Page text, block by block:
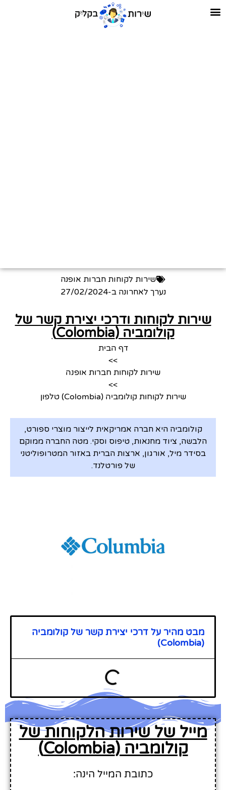
שירות לקוחות חברות אופנה
נערך לאחרונה ב-27/02/2024
שירות לקוחות ודרכי יצירת קשר של
קולומביה (Colombia)
דף הבית
>>
שירות לקוחות חברות אופנה
>>
שירות לקוחות קולומביה (Colombia) טלפון
קולומביה היא חברה אמריקאית לייצור מוצרי ספורט,
הלבשה, ציוד מחנאות, טיפוס וסקי. מטה החברה ממוקם
בסידר מיל, אורגון, ארצות הברית באזור המטרופוליטני
של פורטלנד.
מבט מהיר על דרכי יצירת קשר של קולומביה
(Colombia)
מייל של שירות הלקוחות של
קולומביה (Colombia)
כתובת המייל הינה: